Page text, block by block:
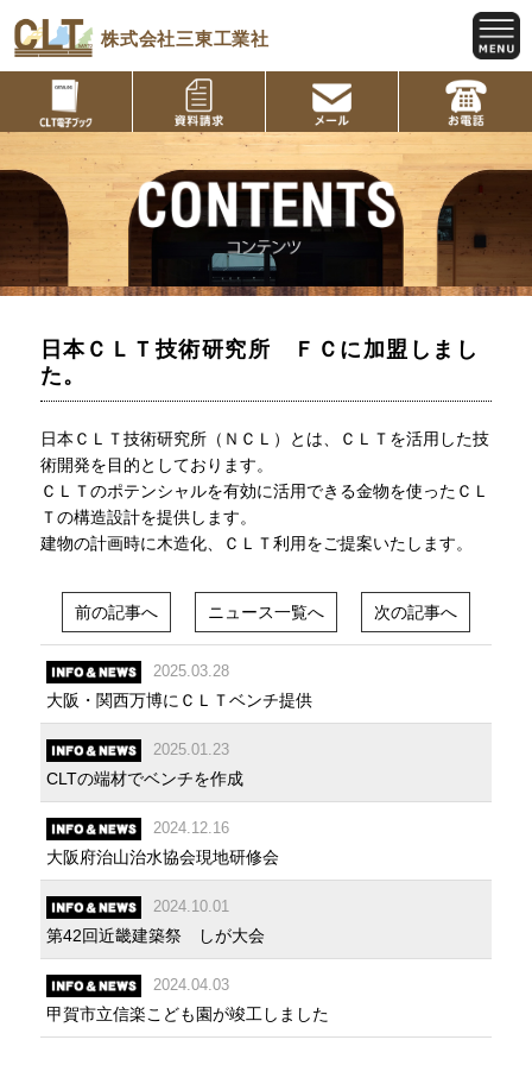
株式会社三東工業社
日本ＣＬＴ技術研究所 ＦＣに加盟しまし
た。
日本ＣＬＴ技術研究所（ＮＣＬ）とは、ＣＬＴを活用した技
術開発を目的としております。
ＣＬＴのポテンシャルを有効に活用できる金物を使ったＣＬ
Ｔの構造設計を提供します。
建物の計画時に木造化、ＣＬＴ利用をご提案いたします。
前の記事へ ニュース一覧へ 次の記事へ
2025.03.28
大阪・関西万博にＣＬＴベンチ提供
2025.01.23
CLTの端材でベンチを作成
2024.12.16
大阪府治山治水協会現地研修会
2024.10.01
第42回近畿建築祭 しが大会
2024.04.03
甲賀市立信楽こども園が竣工しました